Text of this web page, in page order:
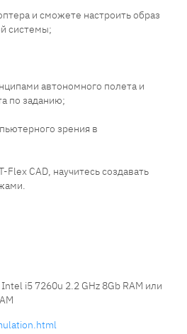
и сможете настроить образ
системы;
автономного полета и
по заданию;
зрения в
CAD, научитесь создавать
i5 7260u 2.2 GHz 8Gb RAM или